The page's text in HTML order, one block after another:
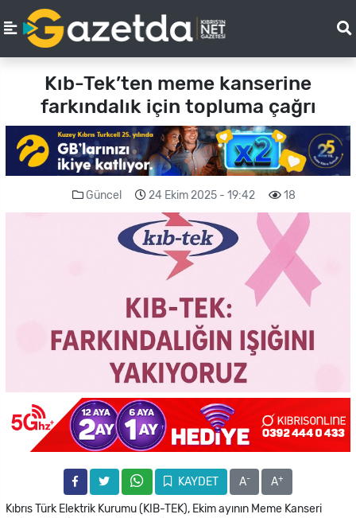
Kıb-Tek’ten meme kanserine
farkındalık için topluma çağrı
Güncel 24 Ekim 2025 - 19:42 18
KAYDET A- A+
Kıbrıs Türk Elektrik Kurumu (KIB-TEK), Ekim ayının Meme Kanseri